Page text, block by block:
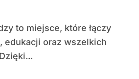
edukacji oraz wszelkich